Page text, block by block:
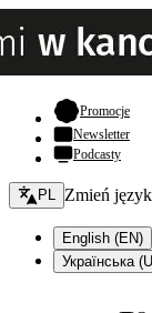
Promocje-
Newsletter
Podcasty
Zmień język -
PL Zmień
English (EN)
Українська